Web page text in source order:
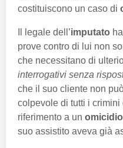
costituiscono un caso di
Il legale dell’imputato
prove contro di lui non
che necessitano di
interrogativi senza
che il suo cliente non
colpevole di tutti i
riferimento a un omicidio
suo assistito aveva già